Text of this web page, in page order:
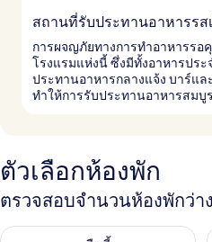
สถานที่รับประทานอาหารรส
การผจญภัยทางการทำอาหารรอ
โรงแรมแห่งนี้ ซึ่งมีทั้งอาหารปร
ประทานอาหารกลางแจ้ง บาร์แล
ทำให้การรับประทานอาหารสม
ตัวเลือกห้องพัก
ตรวจสอบจำนวนห้องพักว่า
ตรวจสอบจำนวนห้องพักว่างในคืน